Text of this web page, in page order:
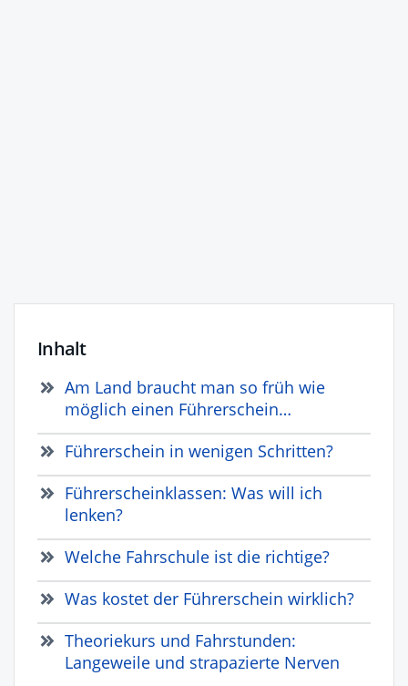
Inhalt
Am Land braucht man so früh wie
möglich einen Führerschein…
Führerschein in wenigen Schritten?
Führerscheinklassen: Was will ich
lenken?
Welche Fahrschule ist die richtige?
Was kostet der Führerschein wirklich?
Theoriekurs und Fahrstunden:
Langeweile und strapazierte Nerven